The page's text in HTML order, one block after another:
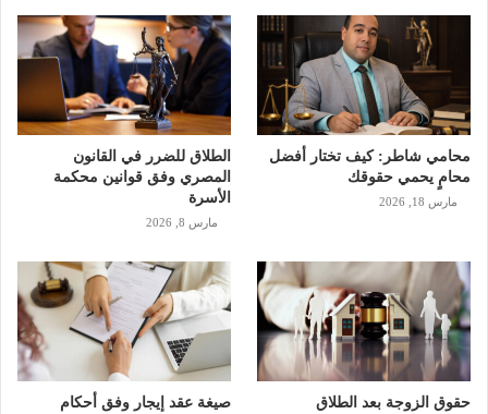
محامي شاطر: كيف تختار أفضل
محامٍ يحمي حقوقك
مارس 18, 2026
الطلاق للضرر في القانون
المصري وفق قوانين محكمة
الأسرة
مارس 8, 2026
حقوق الزوجة بعد الطلاق
صيغة عقد إيجار وفق أحكام